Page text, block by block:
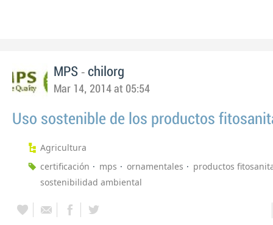
MPS - chilorg
Mar 14, 2014 at 05:54
Uso sostenible de los productos
Agricultura
certificación
mps ornamentales
productos
sostenibilidad ambiental